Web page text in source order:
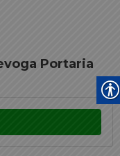
Portaria